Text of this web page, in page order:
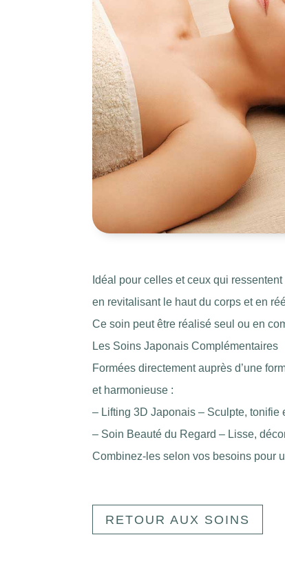
Idéal pour celles et ceux qui
en revitalisant le haut du corps et en
Ce soin peut être réalisé seul ou en
Les Soins Japonais Complémentaires
Formées directement auprès d’une
et harmonieuse :
– Lifting 3D Japonais – Sculpte, tonifie
– Soin Beauté du Regard – Lisse,
Combinez-les selon vos besoins pour
RETOUR AUX SOINS